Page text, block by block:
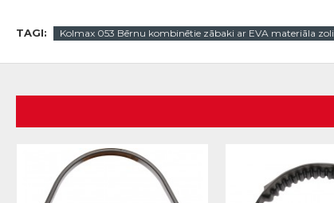
TAGI: Kolmax 053 Bērnu kombinētie zābaki ar EVA materiāla zoli